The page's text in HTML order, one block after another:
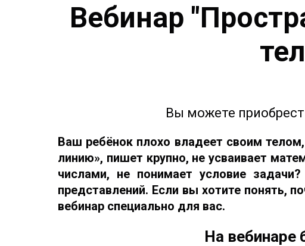
Вебинар
Вы можете
Ваш ребёнок плохо владеет своим
линию», пишет крупно, не усваивает
числами, не понимает условие
представлений. Если вы хотите понять,
вебинар специально для вас.
На вебинаре